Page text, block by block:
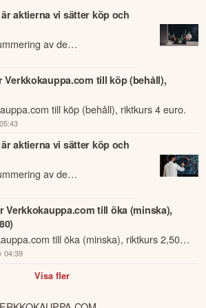
sekä parantuneen toimitusnopeuden tukemana.
kasvun ajuri, ja myynti yli kaksinkertaistui
neljänneksen aikana myös kansainvälistä
Verkkokauppa.com palkittiin Cannes Lions
-tapahtumassa. Palkinto on vahva
luovalle työllemme sekä rohkeudelle tehdä
määrittänyt meitä. Verkkokauppa.com
IMPACT Commercen ja Googlen
Omnichannel Index 2026 -tutkimuksessa, joka
kuudella Euroopan markkinalla.
tuotesaatavuudessa,
monikanavaisen toimintamallin
aktierna vi sätter köp och
av de
och riktkursförändringar
idag den 17 juli.
Verkkokauppa.com till köp (behåll),
till köp (behåll), riktkurs 4 euro.
aktierna vi sätter köp och
av de
och riktkursförändringar
idag den 13 maj.
Verkkokauppa.com till öka (minska),
till öka (minska), riktkurs 2,50
04:39
Visa fler